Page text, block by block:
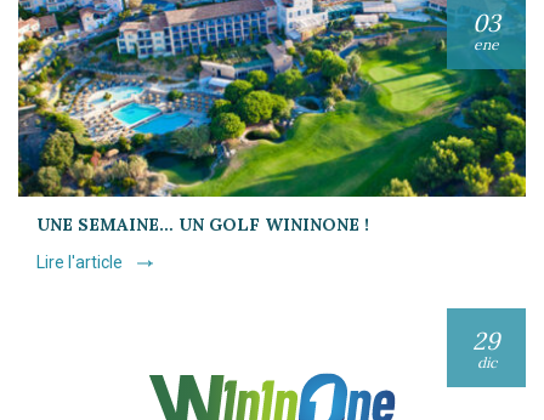
03
ene
UNE SEMAINE… UN GOLF WININONE !
Lire l'article
29
dic